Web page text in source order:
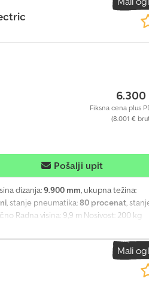
Fiksna cena plus
(8.001 €
Pošalji upit
dizanja:9.900 mm, ukupna težina:
, stanje pneumatika:80 procenat,
Radna visina: 9,9 m Nosivost: 200 kg
bočnog dosega, ugrađen
baterijskog paketa za 300 EURMali